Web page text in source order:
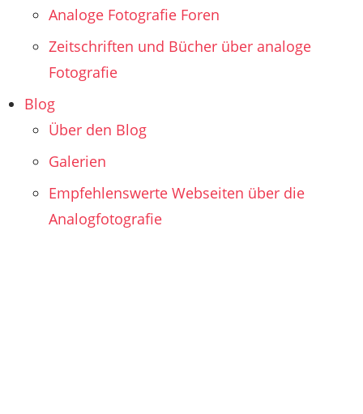
Analoge Fotografie Foren
Zeitschriften und Bücher über analoge
Fotografie
Blog
Über den Blog
Galerien
Empfehlenswerte Webseiten über die
Analogfotografie